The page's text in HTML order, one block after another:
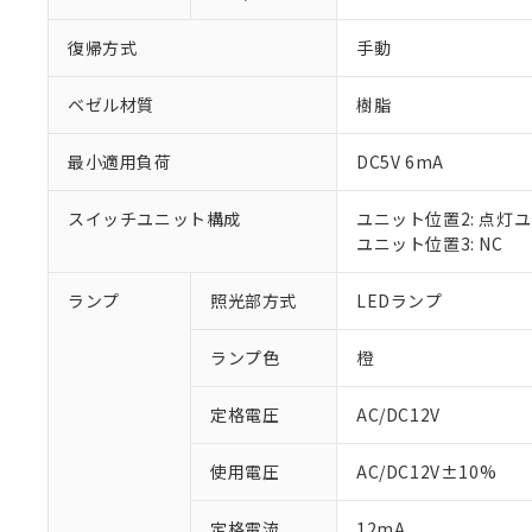
復帰方式 手動
ベゼル材質 樹脂
最小適用負荷 DC5V 6mA
スイッチユニット構成
ユニット位置2: 点灯
ユニット位置3: NC
ランプ 照光部方式 LEDランプ
ランプ色 橙
定格電圧 AC/DC12V
使用電圧 AC/DC12V±10%
ご利用条件
以下の条件をお
※1 対応状況
対応予定：EU
対応予定なし：
調査・確認中：
非該当品：ライセ
※1 中国